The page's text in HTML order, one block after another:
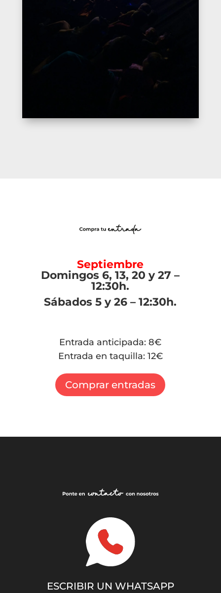
Septiembre
Domingos 6, 13, 20 y 27 –
12:30h.
Sábados 5 y 26 – 12:30h.
Entrada anticipada: 8€
Entrada en taquilla: 12€
Comprar entradas
ESCRIBIR UN WHATSAPP